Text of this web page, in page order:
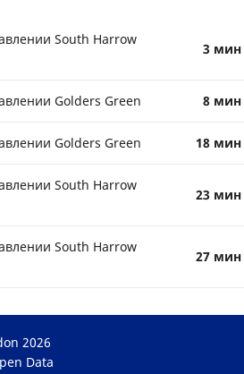
South Harrow
3 мин
Golders Green 8 мин
Golders Green 18 мин
South Harrow
23 мин
South Harrow
27 мин
2026
Data